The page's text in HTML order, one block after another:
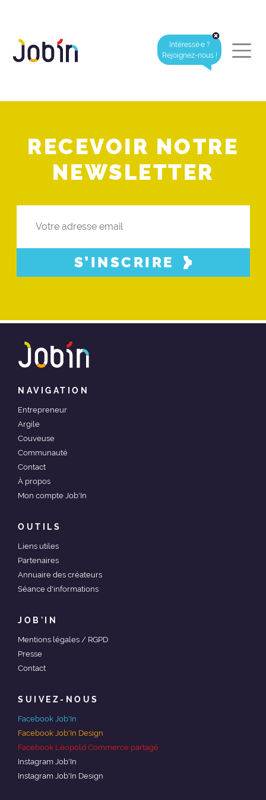
Intéressé·e ?
Rejoignez-nous !
RECEVOIR NOTRE
NEWSLETTER
S’INSCRIRE
NAVIGATION
Entrepreneur
Argile
Couveuse
Communauté
Contact
À propos
Mon compte Job'In
OUTILS
Liens utiles
Partenaires
Annuaire des créateurs
Séance d'informations
JOB'IN
Mentions légales / RGPD
Presse
Contact
SUIVEZ-NOUS
Facebook Job'In
Facebook Job'In Design
Facebook Léopold Commerce partagé
Instagram Job'In
Instagram Job'In Design